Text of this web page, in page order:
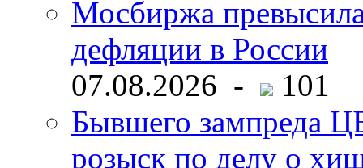
Мосбиржа
дефляции в России
07.08.2026 -
101
Бывшего зампреда
розыск по делу о